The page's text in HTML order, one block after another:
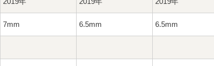
7mm 6.5mm 6.5mm